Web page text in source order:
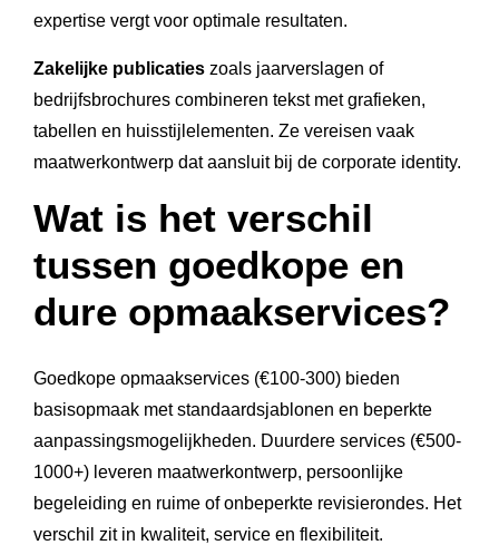
expertise vergt voor optimale resultaten.
Zakelijke publicaties zoals jaarverslagen of
bedrijfsbrochures combineren tekst met grafieken,
tabellen en huisstijlelementen. Ze vereisen vaak
maatwerkontwerp dat aansluit bij de corporate identity.
Wat is het verschil
tussen goedkope en
dure opmaakservices?
Goedkope opmaakservices (€100-300) bieden
basisopmaak met standaardsjablonen en beperkte
aanpassingsmogelijkheden. Duurdere services (€500-
1000+) leveren maatwerkontwerp, persoonlijke
begeleiding en ruime of onbeperkte revisierondes. Het
verschil zit in kwaliteit, service en flexibiliteit.